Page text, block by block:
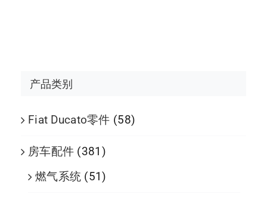
产品类别
Fiat Ducato零件 (58)
房车配件 (381)
燃气系统 (51)